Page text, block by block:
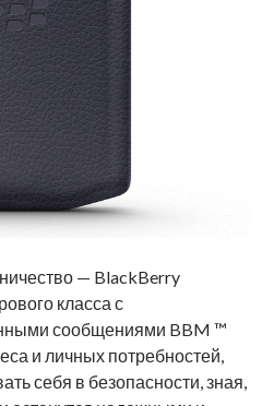
— BlackBerry
класса с
сообщениями BBM ™
и личных потребностей,
себя в безопасности, зная,